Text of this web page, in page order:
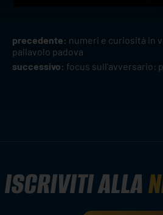
precedente: numeri e curiosità in
pallavolo padova
successivo: focus sull'avversario:
ISCRIVITI ALLA